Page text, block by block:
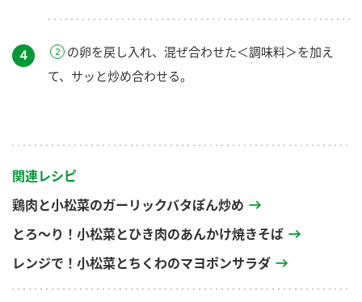
４
の卵を戻し入れ、混ぜ合わせた＜調味料＞を加え
て、サッと炒め合わせる。
関連レシピ
鶏肉と小松菜のガーリックバタぽん炒め
とろ～り！小松菜とひき肉のあんかけ焼きそば
レンジで！小松菜とちくわのマヨポンサラダ